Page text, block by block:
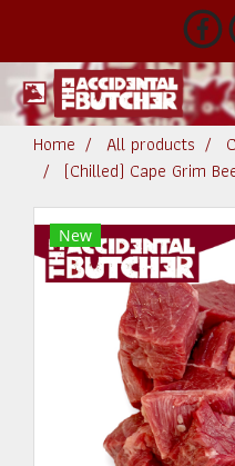
Home All products
(Chilled) Cape Grim
New